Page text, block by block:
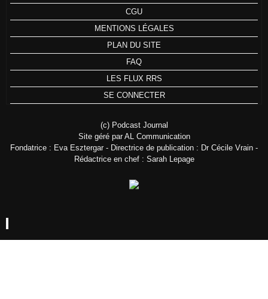
CGU
MENTIONS LÉGALES
PLAN DU SITE
FAQ
LES FLUX RRS
SE CONNECTER
(c) Podcast Journal
Site géré par AL Communication
Fondatrice : Eva Esztergar - Directrice de publication : Dr Cécile Vrain -
Rédactrice en chef : Sarah Lepage